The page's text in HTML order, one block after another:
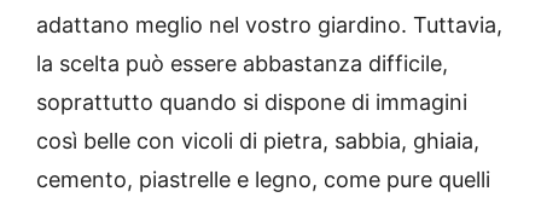
adattano meglio nel vostro giardino. Tuttavia,
la scelta può essere abbastanza difficile,
soprattutto quando si dispone di immagini
così belle con vicoli di pietra, sabbia, ghiaia,
cemento, piastrelle e legno, come pure quelli